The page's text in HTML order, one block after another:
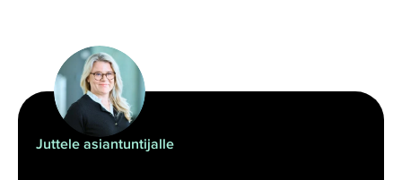
Juttele asiantuntijalle